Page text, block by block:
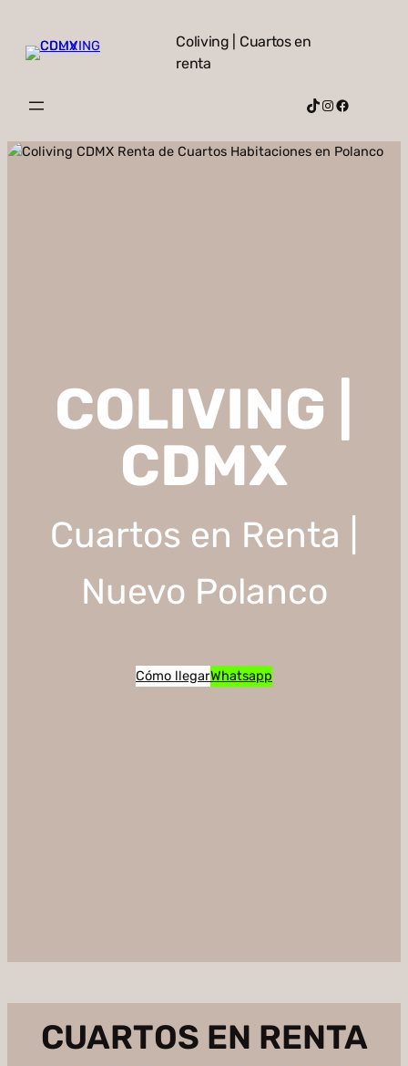
content
Coliving | Cuartos en
renta
TikTok
Instagram
Facebook
COLIVING |
CDMX
Cuartos en Renta |
Nuevo Polanco
Cómo llegarWhatsapp
CUARTOS EN RENTA